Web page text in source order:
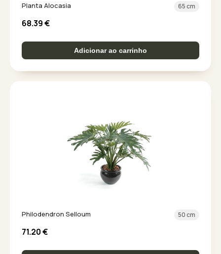
Planta Alocasia 65 cm
68.39€
Adicionar ao carrinho
Philodendron Selloum 50 cm
71.20€